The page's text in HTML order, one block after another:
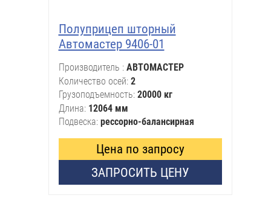
Полуприцеп шторный
Автомастер 9406-01
Производитель
АВТОМАСТЕР
Количество осей 2
Грузоподъемность 20000 кг
Длина 12064 мм
Подвеска рессорно-балансирная
Цена по запросу
ЗАПРОСИТЬ ЦЕНУ